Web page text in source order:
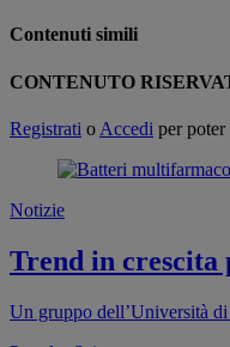
Contenuti simili
CONTENUTO
Registrati o Accedi per
Notizie
Trend in crescita
Un gruppo dell’Università